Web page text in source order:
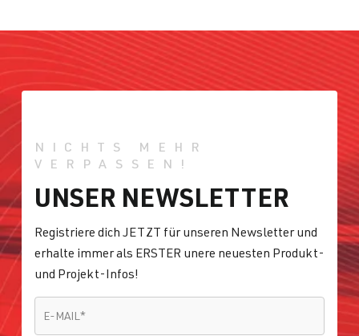
NICHTS MEHR
VERPASSEN!
UNSER NEWSLETTER
Registriere dich JETZT für unseren Newsletter und
erhalte immer als ERSTER unere neuesten Produkt-
und Projekt-Infos!
E-MAIL *